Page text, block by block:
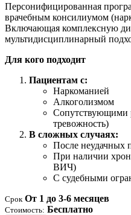
Персонифицированная
врачебным консилиумом
Включающая комплексную
мультидисциплинарный
Для кого подходит
Пациентам с:
Наркоманией
Алкоголизмом
Сопутствующими
тревожность)
В сложных случаях:
После неудачных
При наличии
ВИЧ)
С судебными
Срок От 1 до 3-6 месяцев
Стоимость: Бесплатно